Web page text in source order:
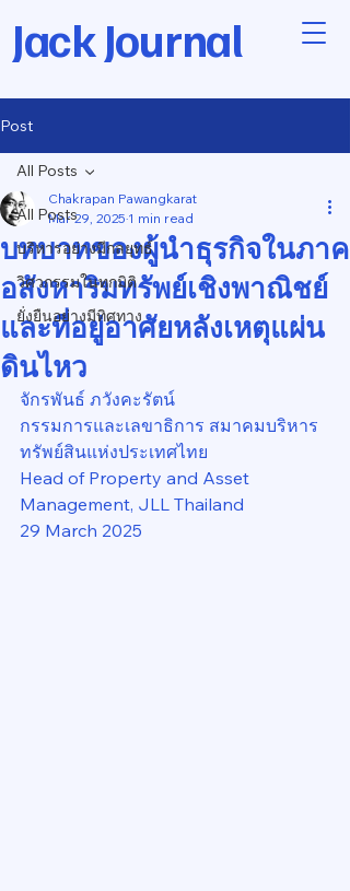
Jack Journal
Post
All Posts
บริหารอย่างมีกลยุทธ์
วิศวกรรมในทุกมิติ
ยั่งยืนอย่างมีทิศทาง
All Posts
บทบาทของผู้นำธุรกิจในภาค
อสังหาริมทรัพย์เชิงพาณิชย์
และที่อยู่อาศัยหลังเหตุแผ่น
ดินไหว
Chakrapan Pawangkarat
Mar 29, 2025 1 min read
จักรพันธ์ ภวังคะรัตน์
กรรมการและเลขาธิการ สมาคมบริหาร
ทรัพย์สินแห่งประเทศไทย
Head of Property and Asset
Management, JLL Thailand
29 March 2025